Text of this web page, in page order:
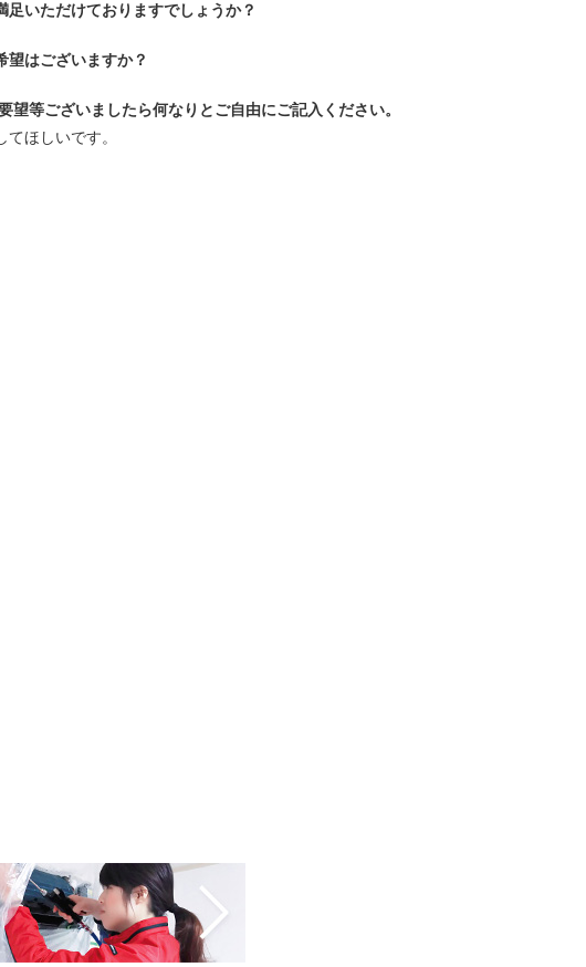
足いただけておりますでしょうか？
望はございますか？
望等ございましたら何なりとご自由にご記入ください。
ほしいです。